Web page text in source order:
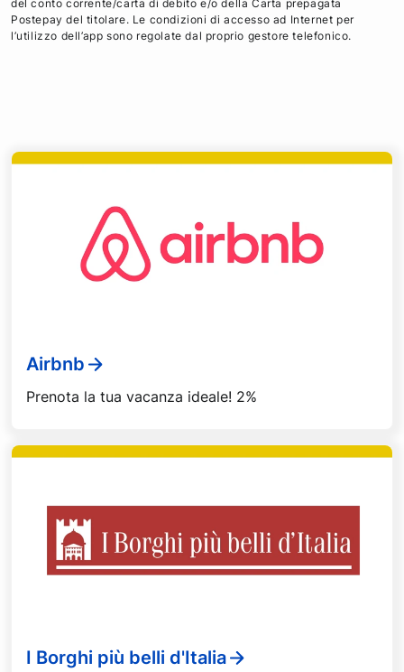
del conto corrente/carta di debito e/o della Carta prepagata
Postepay del titolare. Le condizioni di accesso ad Internet per
l’utilizzo dell’app sono regolate dal proprio gestore telefonico.
Airbnb
Prenota la tua vacanza ideale! 2%
I Borghi più belli d'Italia